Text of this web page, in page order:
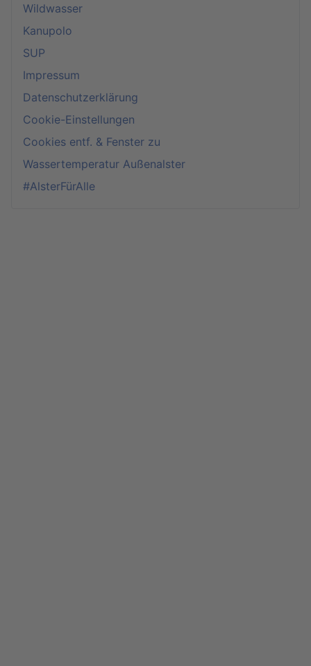
Wildwasser
Kanupolo
SUP
Impressum
Datenschutzerklärung
Cookie-Einstellungen
Cookies entf. & Fenster zu
Wassertemperatur Außenalster
#AlsterFürAlle